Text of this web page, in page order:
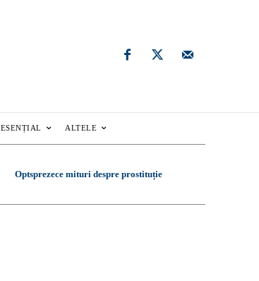
ESENȚIAL ALTELE
Optsprezece mituri despre prostituție